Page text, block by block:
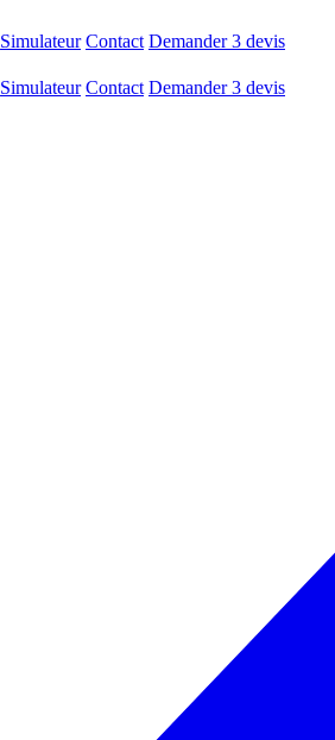
Simulateur Contact Demander 3 devis
Simulateur Contact Demander 3 devis